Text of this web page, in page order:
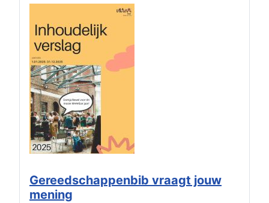
Gereedschappenbib vraagt jouw
mening